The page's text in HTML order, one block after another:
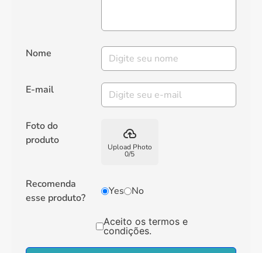
Nome
E-mail
Foto do
produto
backup
Upload Photo
0/5
Recomenda
esse produto?
Yes No
Aceito os termos e
condições.